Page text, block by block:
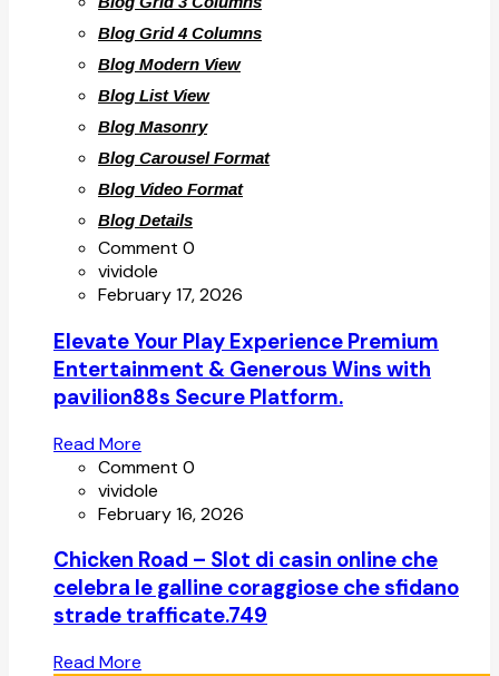
Blog Grid 4 Columns
Blog Modern View
Blog List View
Blog Masonry
Blog Carousel Format
Blog Video Format
Blog Details
Comment 0
vividole
February 17, 2026
Elevate Your Play Experience Premium
Entertainment & Generous Wins with
pavilion88s Secure Platform.
Read More
Comment 0
vividole
February 16, 2026
Chicken Road – Slot di casin online che
celebra le galline coraggiose che sfidano
strade trafficate.749
Read More